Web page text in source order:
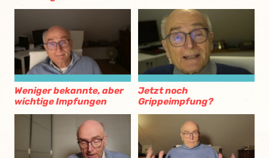
Weniger bekannte, aber
wichtige Impfungen
Jetzt noch
Grippeimpfung?